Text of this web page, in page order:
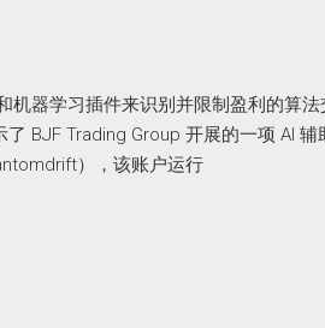
器学习插件来识别并限制盈利的算
BJF Trading Group 开展的一项 AI
），该账户运行